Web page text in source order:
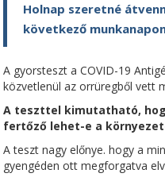
2
000Ft.
100Ft.
Holnap szeretné
következő
A gyorsteszt a COVID-19
közvetlenül az orrüregből vett
A teszttel kimutatható,
fertőző lehet-e a
A teszt nagy előnye. hogy a
gyengéden ott megforgatva